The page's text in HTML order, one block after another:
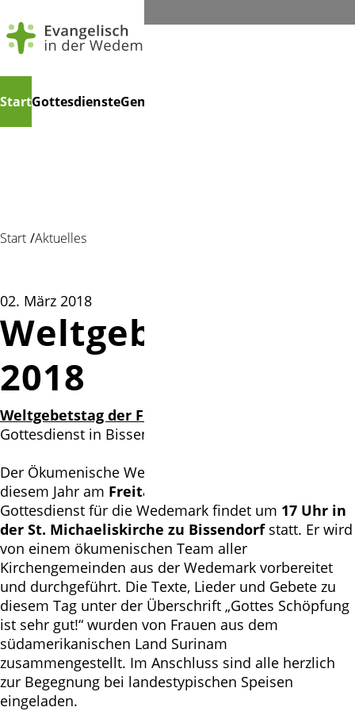
überspringen
StartGottesdiensteGemeindeleben
Start Aktuelles
02. März 2018
Weltgebetstag
2018
Weltgebetstag der Frauen
Gottesdienst in Bissendorf 17.00 Uhr
Der Ökumenische Weltgebetstag der Frauen wird in
diesem Jahr am Freitag, 2. März
Gottesdienst für die Wedemark findet um 17 Uhr in
der St. Michaeliskirche zu Bissendorfstatt. Er wird
von einem ökumenischen Team aller
Kirchengemeinden aus der Wedemark vorbereitet
und durchgeführt. Die Texte, Lieder und Gebete zu
diesem Tag unter der Überschrift „Gottes Schöpfung
ist sehr gut!“ wurden von Frauen aus dem
südamerikanischen Land Surinam
zusammengestellt. Im Anschluss sind alle herzlich
zur Begegnung bei landestypischen Speisen
eingeladen.